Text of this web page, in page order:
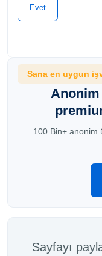
Evet
Sana en uygun
100 Bin+ anonim
Sayfayı